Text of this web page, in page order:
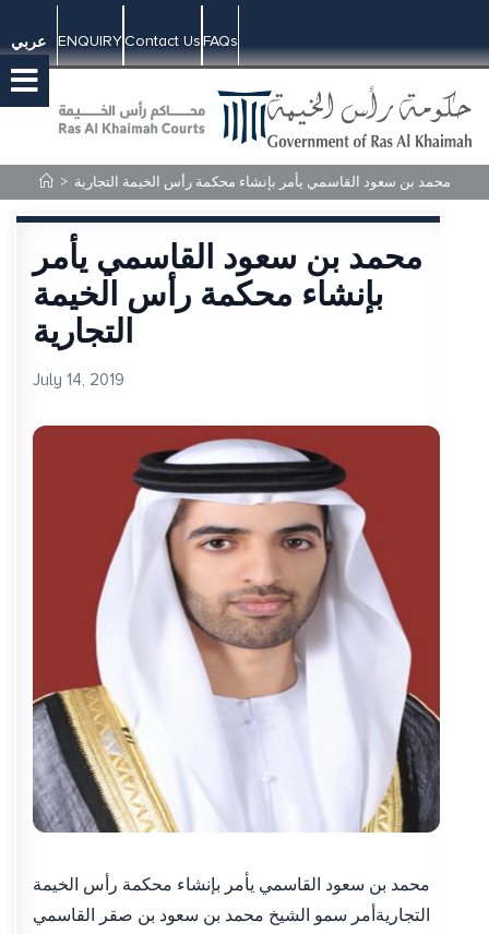
عربي ENQUIRYContact UsFAQs
> محمد بن سعود القاسمي يأمر بإنشاء محكمة رأس الخيمة التجارية
محمد بن سعود القاسمي يأمر
بإنشاء محكمة رأس الخيمة
التجارية
July 14, 2019
محمد بن سعود القاسمي يأمر بإنشاء محكمة رأس الخيمة
التجاريةأمر سمو الشيخ محمد بن سعود بن صقر القاسمي